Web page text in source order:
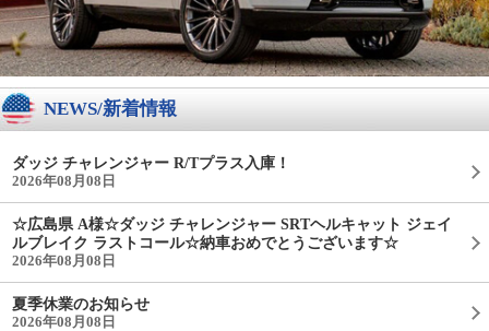
NEWS/新着情報
ダッジ チャレンジャー R/Tプラス入庫！
2026年08月08日
☆広島県 A様☆ダッジ チャレンジャー SRTヘルキャット ジェイ
ルブレイク ラストコール☆納車おめでとうございます☆
2026年08月08日
夏季休業のお知らせ
2026年08月08日